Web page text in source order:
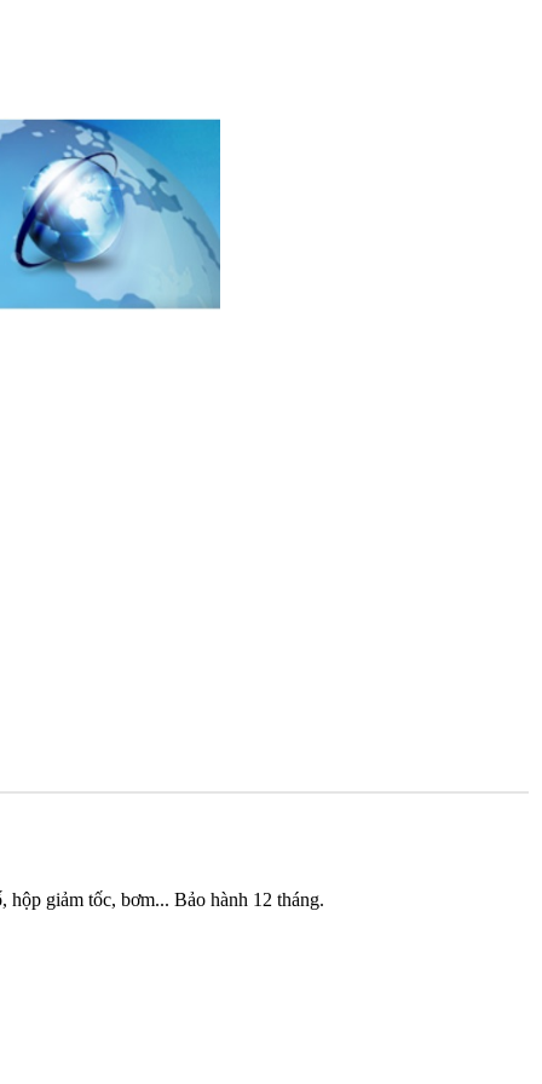
giảm tốc, bơm... Bảo hành 12 tháng.